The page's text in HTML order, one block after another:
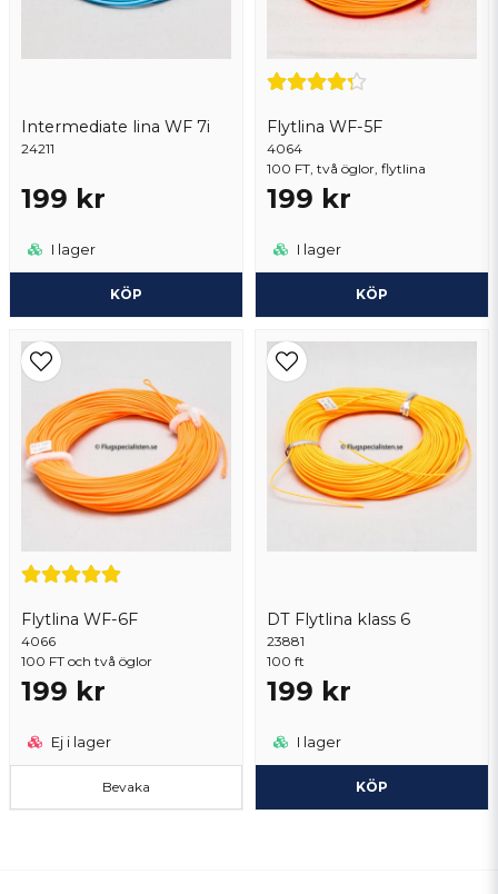
Intermediate lina WF 7i
24211
199 kr
I lager
KÖP
Flytlina WF-5F
4064
100 FT, två öglor, flytlina
199 kr
I lager
KÖP
Flytlina WF-6F
4066
100 FT och två öglor
199 kr
Ej i lager
Bevaka
DT Flytlina klass 6
23881
100 ft
199 kr
I lager
KÖP
Skicka fråga